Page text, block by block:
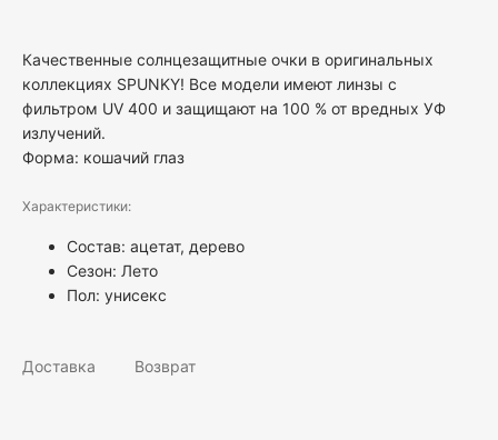
Качественные солнцезащитные очки в оригинальных
коллекциях SPUNKY! Все модели имеют линзы с
фильтром UV 400 и защищают на 100 % от вредных УФ
излучений.
Форма: кошачий глаз
Характеристики:
Состав: ацетат, дерево
Сезон: Лето
Пол: унисекс
Доставка Возврат